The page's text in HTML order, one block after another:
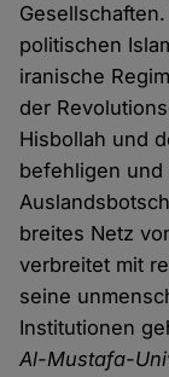
politischen
iranische
der
Hisbollah und
befehligen
breites Netz
verbreitet mit
seine
Institutionen
Al-Mustafa-